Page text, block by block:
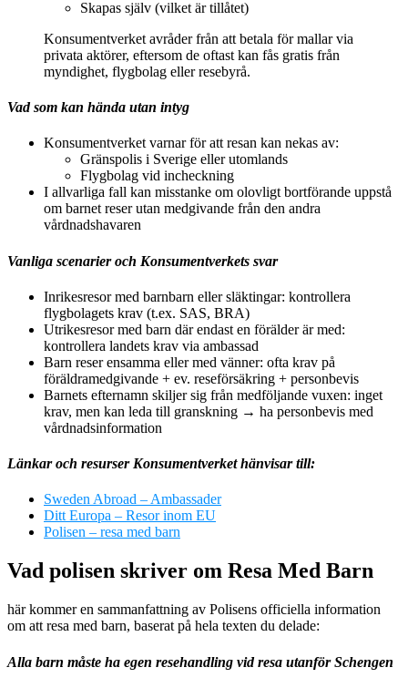
Skapas själv (vilket är tillåtet)
Konsumentverket avråder från att betala för mallar via
privata aktörer, eftersom de oftast kan fås gratis från
myndighet, flygbolag eller resebyrå.
Vad som kan hända utan intyg
Konsumentverket varnar för att resan kan nekas av:
Gränspolis i Sverige eller utomlands
Flygbolag vid incheckning
I allvarliga fall kan misstanke om olovligt bortförande uppstå
om barnet reser utan medgivande från den andra
vårdnadshavaren
Vanliga scenarier och Konsumentverkets svar
Inrikesresor med barnbarn eller släktingar: kontrollera
flygbolagets krav (t.ex. SAS, BRA)
Utrikesresor med barn där endast en förälder är med:
kontrollera landets krav via ambassad
Barn reser ensamma eller med vänner: ofta krav på
föräldramedgivande + ev. reseförsäkring + personbevis
Barnets efternamn skiljer sig från medföljande vuxen: inget
krav, men kan leda till granskning → ha personbevis med
vårdnadsinformation
Länkar och resurser Konsumentverket hänvisar till:
Sweden Abroad – Ambassader
Ditt Europa – Resor inom EU
Polisen – resa med barn
Vad polisen skriver om Resa Med Barn
här kommer en sammanfattning av Polisens officiella information
om att resa med barn, baserat på hela texten du delade:
Alla barn måste ha egen resehandling vid resa utanför Schengen